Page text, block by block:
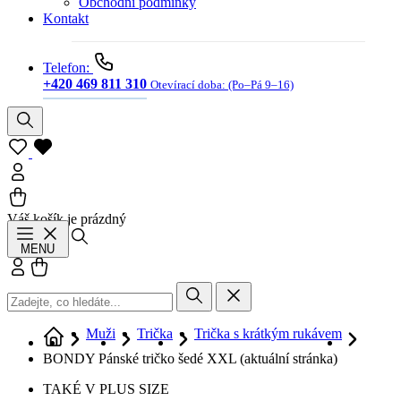
Kontakt
Telefon:
+420 469 811 310 Otevírací doba: (Po–Pá 9–16)
Váš košík je prázdný
MENU
Přihlásit se
Muži Trička
Trička s krátkým rukávem
BONDY Pánské tričko šedé XXL (aktuální stránka)
TAKÉ V PLUS SIZE